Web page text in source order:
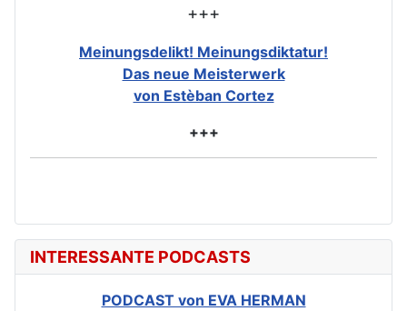
+++
Meinungsdelikt! Meinungsdiktatur!
Das neue Meisterwerk
von Estèban Cortez
+++
INTERESSANTE PODCASTS
PODCAST von EVA HERMAN